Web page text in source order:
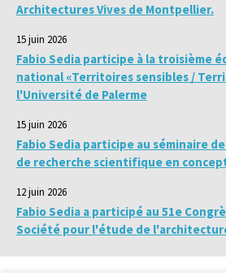
Architectures Vives de Montpellier.
15 juin 2026
Fabio Sedia participe à la troisième
national «Territoires sensibles /
l'Université de Palerme
15 juin 2026
Fabio Sedia participe au séminaire
de recherche scientifique en
12 juin 2026
Fabio Sedia a participé au 51e
Société pour l'étude de l'architecture